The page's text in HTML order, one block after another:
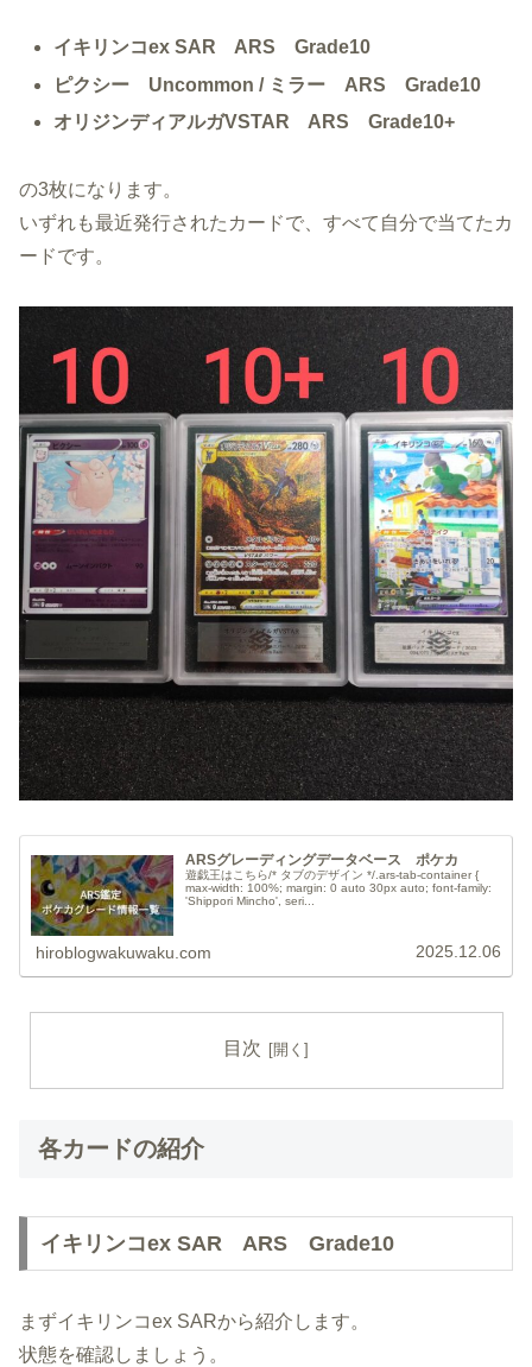
イキリンコex SAR ARS Grade10
ピクシー Uncommon / ミラー ARS Grade10
オリジンディアルガVSTAR ARS Grade10+
の3枚になります。
いずれも最近発行されたカードで、すべて自分で当てたカ
ードです。
ARSグレーディングデータベース ポケカ
遊戯王はこちら/* タブのデザイン */.ars-tab-container {
max-width: 100%; margin: 0 auto 30px auto; font-family:
'Shippori Mincho', seri...
hiroblogwakuwaku.com 2025.12.06
目次
各カードの紹介
イキリンコex SAR ARS Grade10
まずイキリンコex SARから紹介します。
状態を確認しましょう。